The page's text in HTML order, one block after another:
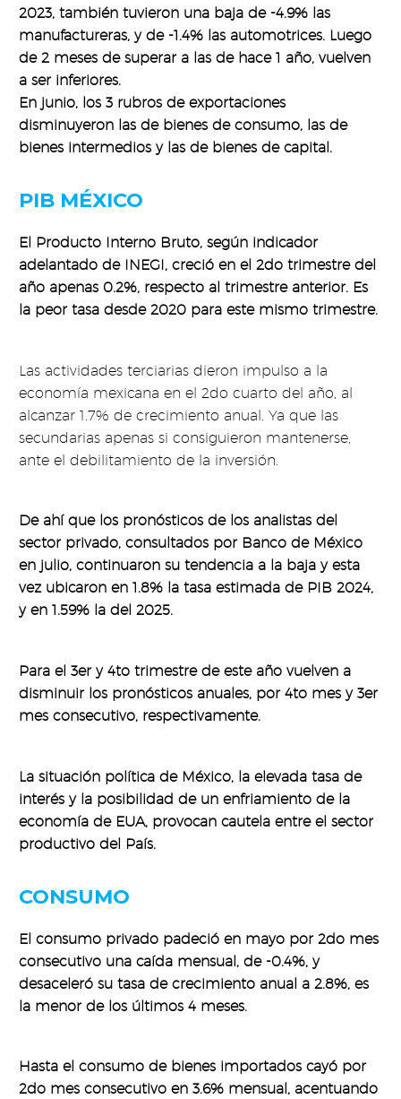
2023, también tuvieron una baja de -4.9% las
manufactureras, y de -1.4% las automotrices. Luego
de 2 meses de superar a las de hace 1 año, vuelven
a ser inferiores.
En junio, los 3 rubros de exportaciones
disminuyeron las de bienes de consumo, las de
bienes intermedios y las de bienes de capital.
PIB MÉXICO
El Producto Interno Bruto, según indicador
adelantado de INEGI, creció en el 2do trimestre del
año apenas 0.2%, respecto al trimestre anterior. Es
la peor tasa desde 2020 para este mismo trimestre.
Las actividades terciarias dieron impulso a la
economía mexicana en el 2do cuarto del año, al
alcanzar 1.7% de crecimiento anual. Ya que las
secundarias apenas si consiguieron mantenerse,
ante el debilitamiento de la inversión.
De ahí que los pronósticos de los analistas del
sector privado, consultados por Banco de México
en julio, continuaron su tendencia a la baja y esta
vez ubicaron en 1.8% la tasa estimada de PIB 2024,
y en 1.59% la del 2025.
Para el 3er y 4to trimestre de este año vuelven a
disminuir los pronósticos anuales, por 4to mes y 3er
mes consecutivo, respectivamente.
La situación política de México, la elevada tasa de
interés y la posibilidad de un enfriamiento de la
economía de EUA, provocan cautela entre el sector
productivo del País.
CONSUMO
El consumo privado padeció en mayo por 2do mes
consecutivo una caída mensual, de -0.4%, y
desaceleró su tasa de crecimiento anual a 2.8%, es
la menor de los últimos 4 meses.
Hasta el consumo de bienes importados cayó por
2do mes consecutivo en 3.6% mensual, acentuando